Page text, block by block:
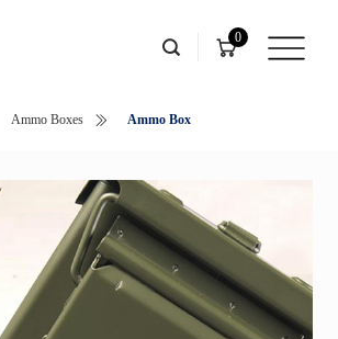
0
Ammo Boxes Ammo Box